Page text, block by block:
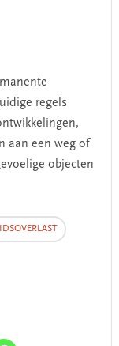
regels
aan een weg of
objecten